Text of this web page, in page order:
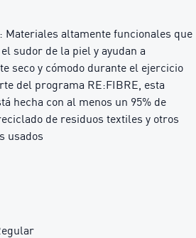
Materiales altamente funcionales que
sudor de la piel y ayudan a
seco y cómodo durante el ejercicio
del programa RE:FIBRE, esta
hecha con al menos un 95% de
de residuos textiles y otros
usados